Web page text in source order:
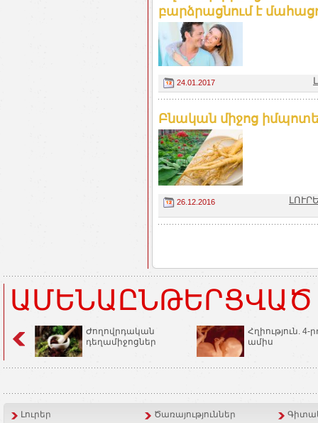
բարձրացնում է
24.01.2017
Բնական միջոց
26.12.2016
Ժողովրդական
դեղամիջոցներ
Հղիություն. 4-
ամիս
Լուրեր Ծառայություններ